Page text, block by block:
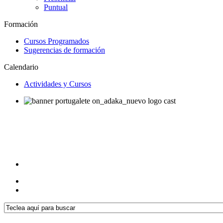
Puntual
Formación
Cursos Programados
Sugerencias de formación
Calendario
Actividades y Cursos